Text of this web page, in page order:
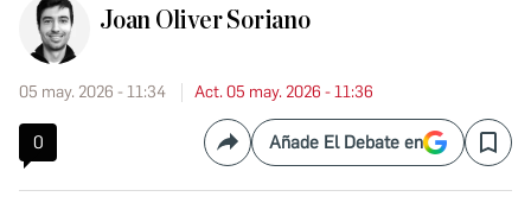
Joan Oliver Soriano
05 may. 2026 - 11:34 Act. 05 may. 2026 - 11:36
0 CompartirAñade El Debate en Save